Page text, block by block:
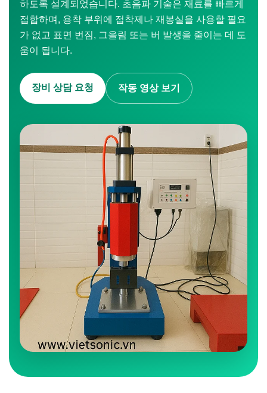
하도록 설계되었습니다. 초음파 기술은 재료를 빠르게
접합하며, 용착 부위에 접착제나 재봉실을 사용할 필요
가 없고 표면 번짐, 그을림 또는 버 발생을 줄이는 데 도
움이 됩니다.
장비 상담 요청 작동 영상 보기